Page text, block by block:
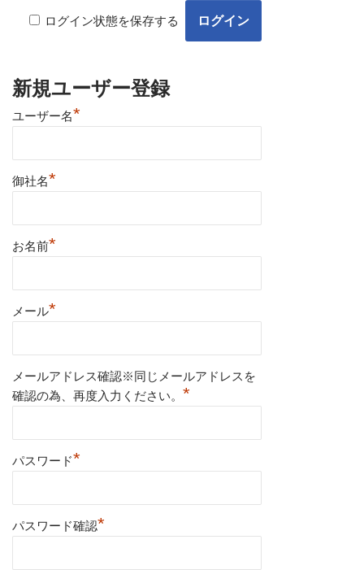
ログイン状態を保存する
新規ユーザー登録
ユーザー名*
御社名*
お名前*
メール*
メールアドレス確認※同じメールアドレスを
確認の為、再度入力ください。 *
パスワード*
パスワード確認*